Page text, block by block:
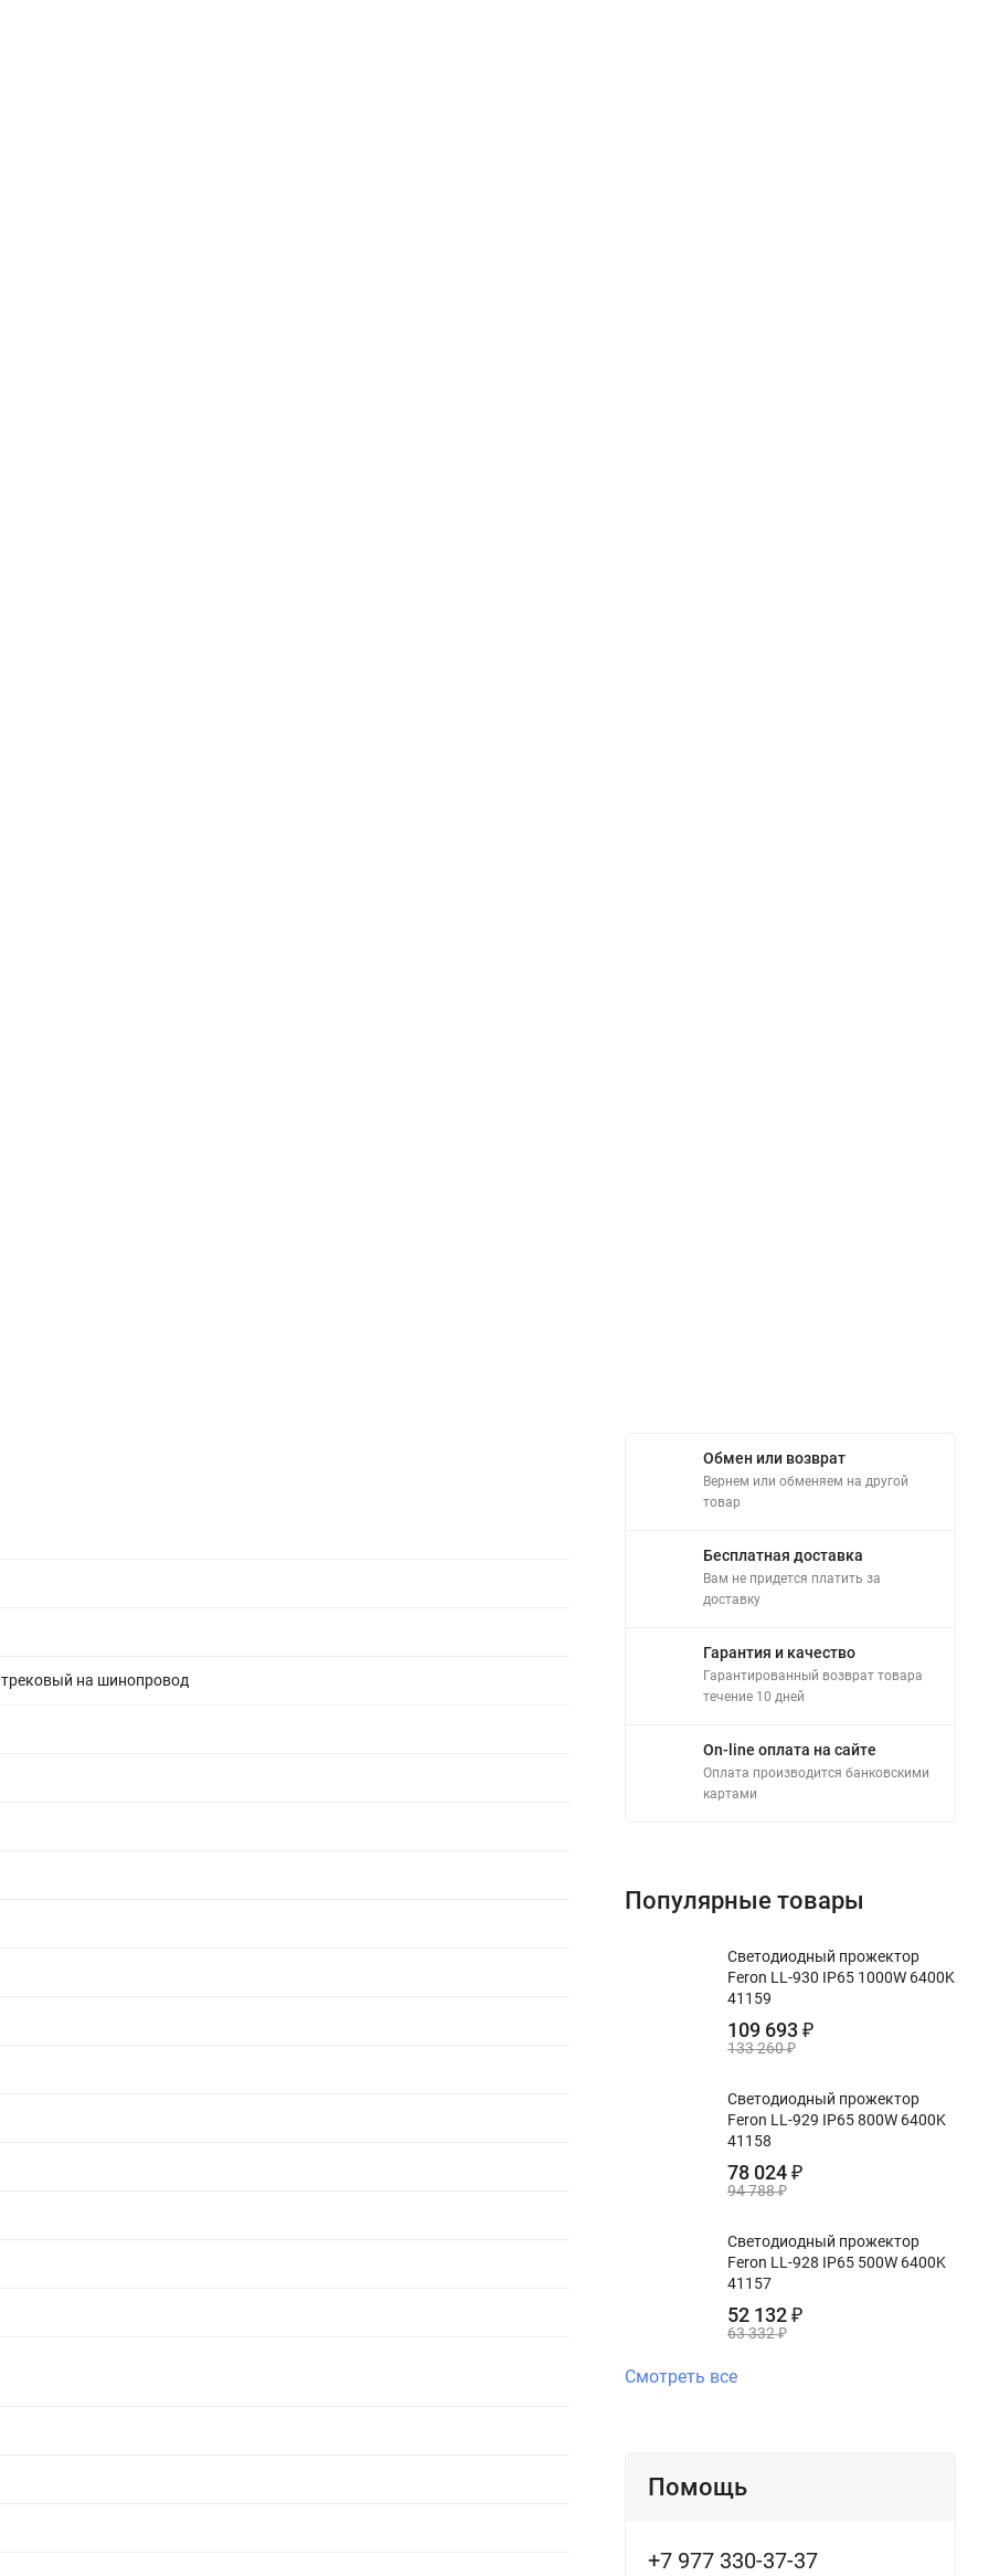
на шинопровод
Обмен или возврат
Вернем или обменяем на другой
товар
Бесплатная доставка
Вам не придется платить за
доставку
Гарантия и качество
Гарантированный возврат товара
течение 10 дней
On-line оплата на сайте
Оплата производится банковскими
картами
Популярные товары
Светодиодный прожектор
Feron LL-930 IP65 1000W 6400K
41159
109 693₽
133 260₽
Светодиодный прожектор
Feron LL-929 IP65 800W 6400K
41158
78 024₽
94 788₽
Светодиодный прожектор
Feron LL-928 IP65 500W 6400K
41157
52 132₽
63 332₽
Смотреть все
Помощь
+7 977 330-37-37